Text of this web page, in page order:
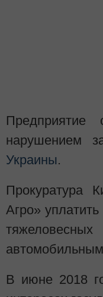
нарушением
Украины.
Прокуратура
Агро»
В июне 2018